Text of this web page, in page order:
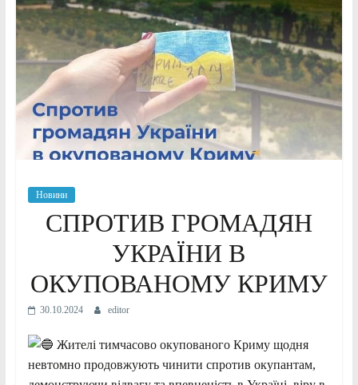
Новини
СПРОТИВ ГРОМАДЯН
УКРАЇНИ В
ОКУПОВАНОМУ КРИМУ
30.10.2024 editor
Жителі тимчасово окупованого Криму щодня
невтомно продовжують чинити спротив окупантам,